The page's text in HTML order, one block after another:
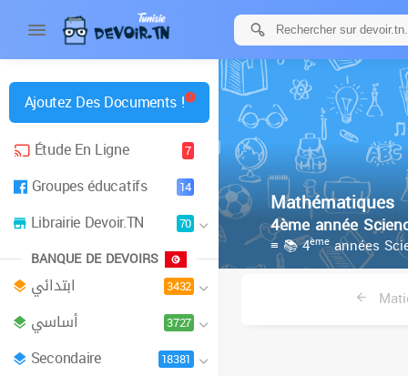
Ajoutez Des Documents !
Étude En Ligne
7
Groupes éducatifs 14
Librairie Devoir.TN 70
BANQUE DE DEVOIRS
ابتدائي 3432
أساسي 3727
Secondaire 18381
Mathématiques
4ème année
≡ 📚 4èmeannées